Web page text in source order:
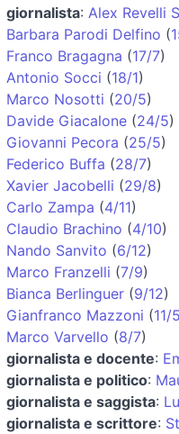
giornalista: Alex Revelli
Barbara Parodi Delfino (
Franco Bragagna (17/7)
Antonio Socci (18/1)
Marco Nosotti (20/5)
Davide Giacalone (24/5)
Giovanni Pecora (25/5)
Federico Buffa (28/7)
Xavier Jacobelli (29/8)
Carlo Zampa (4/11)
Claudio Brachino (4/10)
Nando Sanvito (6/12)
Marco Franzelli (7/9)
Bianca Berlinguer (9/12)
Gianfranco Mazzoni (11/5
Marco Varvello (8/7)
giornalista e docente:
giornalista e politico:
giornalista e saggista:
giornalista e scrittore: